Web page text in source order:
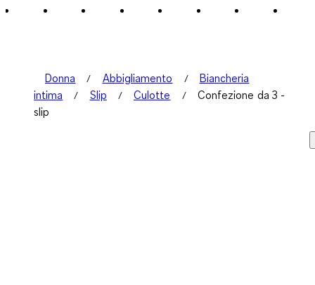
Donna Abbigliamento
Biancheria
intima
Slip Culotte
Confezione da 3 -
slip